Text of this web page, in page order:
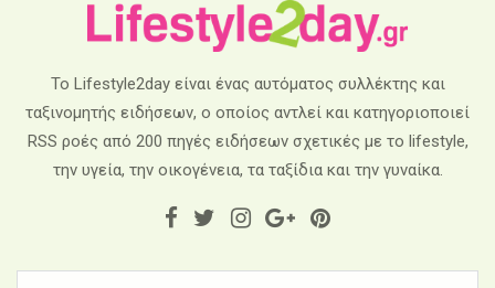
Το Lifestyle2day είναι ένας αυτόματος συλλέκτης και
ταξινομητής ειδήσεων, ο οποίος αντλεί και κατηγοριοποιεί
RSS ροές από 200 πηγές ειδήσεων σχετικές με το lifestyle,
την υγεία, την οικογένεια, τα ταξίδια και την γυναίκα.